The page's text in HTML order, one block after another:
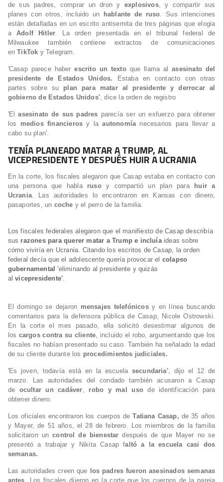
de sus padres, comprar un dron y explosivos, y compartir sus
planes con otros, incluido un
hablante de ruso. Sus intenciones
están detalladas en un escrito antisemita de tres páginas que elogia
a
Adolf Hitler. La orden presentada en el tribunal federal de
Milwaukee también contiene extractos de comunicaciones
en TikTok y Telegram.
'Casap parece haber escrito un texto que llama al
asesinato del
presidente de Estados Unidos.
Estaba en contacto con otras
partes sobre su
plan para matar al presidente y derrocar al
gobierno de Estados Unidos', dice la orden de registro
'El asesinato de sus padres parecía ser un esfuerzo para obtener
los
medios financieros y la autonomía necesarios para llevar a
cabo su plan'.
TENÍA PLANEADO MATAR A TRUMP, AL
VICEPRESIDENTE Y DESPUÉS HUIR A UCRANIA
En la corte, los fiscales alegaron que Casap estaba en contacto con
una persona que habla
ruso y compartió un plan para
huir a
Ucrania. Las autoridades lo encontraron en Kansas con dinero,
pasaportes, un coche y el perro de la familia.
Los fiscales federales alegaron que el manifiesto de Casap describía
sus razones para querer matar a Trump e incluía ideas sobre
cómo viviría en Ucrania. Citando los escritos de Casap, la orden
federal decía que el adolescente quería provocar el colapso
gubernamental 'eliminando al presidente y quizás
al vicepresidente'.
El domingo se dejaron mensajes telefónicos y en línea buscando
comentarios para la defensora pública de Casap, Nicole Ostrowski.
En la corte el mes pasado, ella solicitó desestimar algunos de
los cargos contra su cliente, incluido el robo, argumentando que los
fiscales no habían presentado su caso. También ha señalado la edad
de su cliente durante los procedimientos judiciales.
'Es joven, todavía está en la escuela secundaria', dijo el 12 de
marzo. Las autoridades del condado también acusaron a Casap
de ocultar un cadáver, robo y mal uso de identificación para
obtener dinero.
Los oficiales encontraron los cuerpos de Tatiana Casap, de 35 años
y Mayer, de 51 años, el 28 de febrero. Los miembros de la familia
solicitaron un control de bienestar después de que Mayer no se
presentó a trabajar y Nikita Casap faltó a la escuela casi dos
semanas.
Las autoridades creen que
los padres fueron asesinados semanas
antes . Los fiscales dijeron en la corte que los cuerpos de la pareja